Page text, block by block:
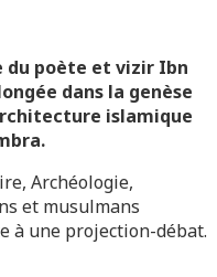
du poète et vizir Ibn
dans la genèse
islamique
Archéologie,
et musulmans
à une projection-débat.